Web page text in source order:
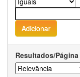
Resultados/Página